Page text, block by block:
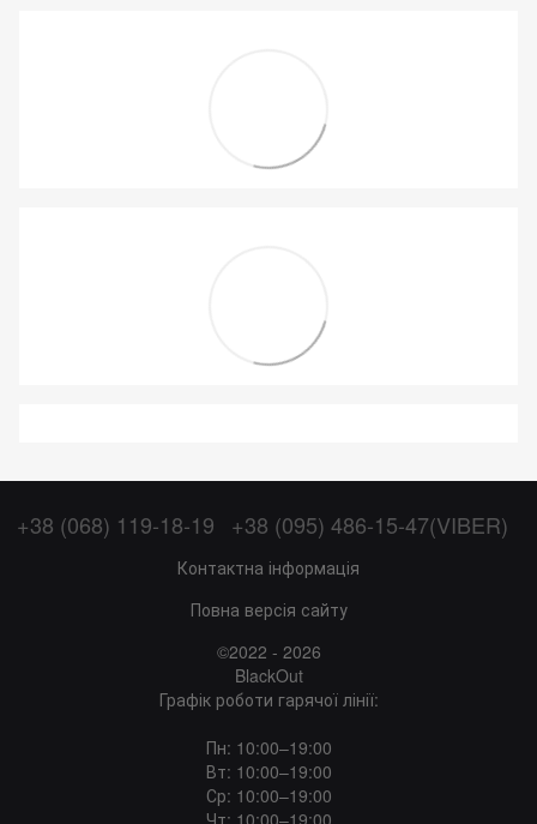
+38 (068) 119-18-19 +38 (095) 486-15-47(VIBER)
Контактна інформація
Повна версія сайту
©2022 - 2026
BlackOut
Графік роботи гарячої лінії:
Пн: 10:00–19:00
Вт: 10:00–19:00
Ср: 10:00–19:00